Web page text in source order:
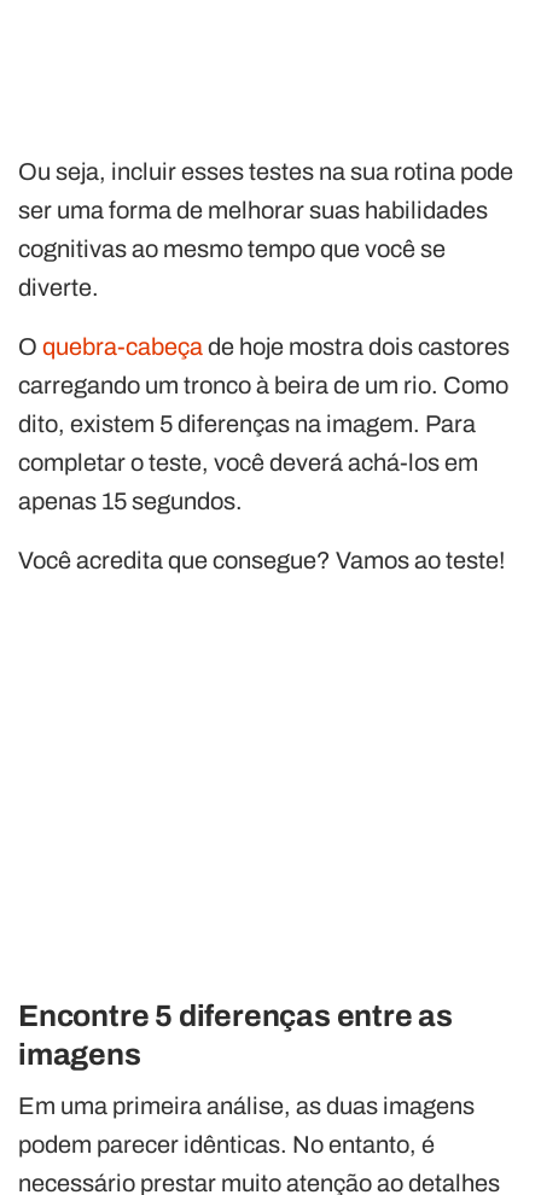
Ou seja, incluir esses testes na sua rotina pode
ser uma forma de melhorar suas habilidades
cognitivas ao mesmo tempo que você se
diverte.
O quebra-cabeçade hoje mostra dois castores
carregando um tronco à beira de um rio. Como
dito, existem 5 diferenças na imagem. Para
completar o teste, você deverá achá-los em
apenas 15 segundos.
Você acredita que consegue? Vamos ao teste!
Encontre 5 diferenças entre as
imagens
Em uma primeira análise, as duas imagens
podem parecer idênticas. No entanto, é
necessário prestar muito atenção ao detalhes